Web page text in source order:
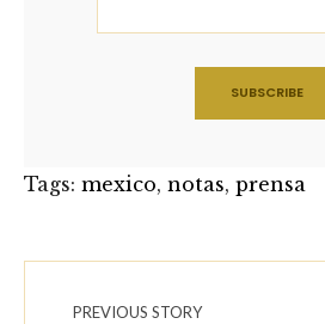
Tags: mexico, notas, prensa
PREVIOUS STORY